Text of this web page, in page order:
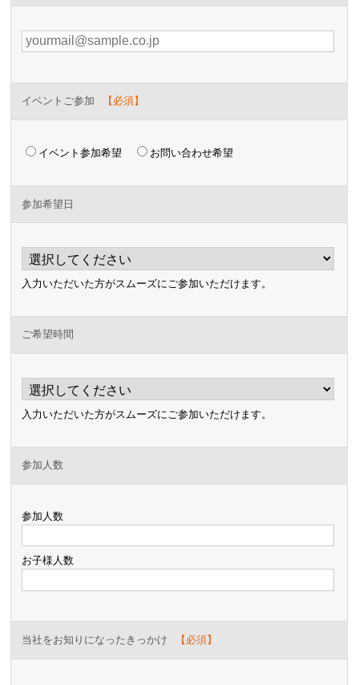
イベントご参加
イベント参加希望 お問い合わせ希望
参加希望日
入力いただいた方がスムーズにご参加いただけます。
ご希望時間
入力いただいた方がスムーズにご参加いただけます。
参加人数
参加人数
お子様人数
当社をお知りになったきっかけ